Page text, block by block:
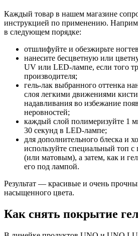
Каждый товар в нашем магазине
инструкцией по применению.
в следующем порядке:
отшлифуйте и обезжирьте
нанесите бесцветную или
UV или LED-лампе, если того
производителя;
гель-лак выбранного оттенка
слоя легкими движениями кисти
надавливания во избежание
неровностей;
каждый слой полимеризуйте 1
30 секунд в LED-лампе;
для дополнительного блеска и
используйте специальный топ
(или матовым), а затем, как и
его под лампой.
Результат — красивые и очень
насыщенного цвета.
Как снять покрытие